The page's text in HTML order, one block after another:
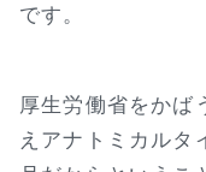
です。
厚生労働省をかば
えアナトミカルタ